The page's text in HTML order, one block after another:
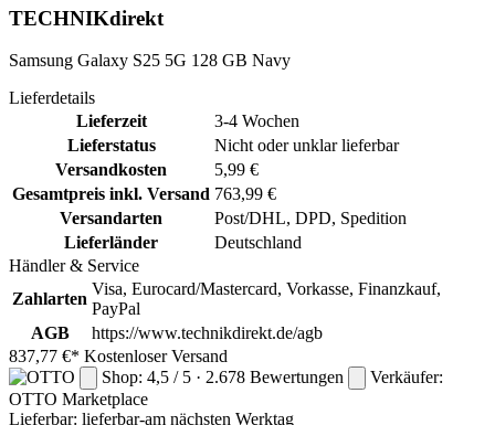
TECHNIKdirekt
Samsung Galaxy S25 5G 128 GB Navy
Lieferdetails
Lieferzeit
3-4 Wochen
Lieferstatus
Nicht oder unklar lieferbar
Versandkosten
5,99 €
Gesamtpreis inkl. Versand 763,99 €
Versandarten
Post/DHL, DPD, Spedition
Lieferländer
Deutschland
Händler & Service
Zahlarten
Visa, Eurocard/Mastercard, Vorkasse, Finanzkauf,
PayPal
AGB
https://www.technikdirekt.de/agb
837,77 €* Kostenloser Versand
Shop: 4,5 / 5 · 2.678 Bewertungen
Verkäufer:
OTTO Marketplace
Lieferbar: lieferbar-am nächsten Werktag